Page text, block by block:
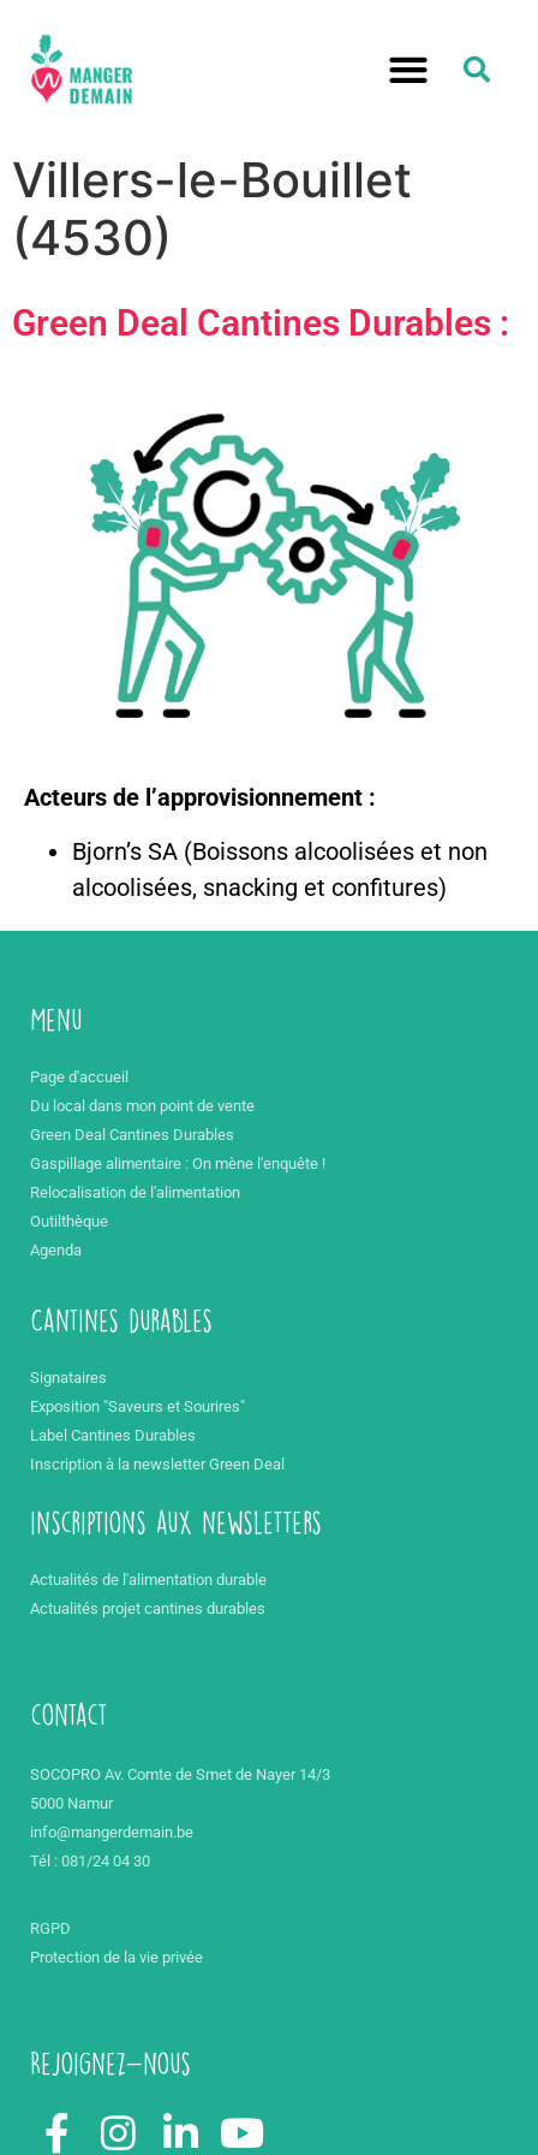
Villers-le-Bouillet
(4530)
Green Deal Cantines Durables :
Acteurs de l’approvisionnement :
Bjorn’s SA (Boissons alcoolisées et non
alcoolisées, snacking et confitures)
Menu
Page d'accueil
Du local dans mon point de vente
Green Deal Cantines Durables
Gaspillage alimentaire : On mène l'enquête !
Relocalisation de l'alimentation
Outilthèque
Agenda
Cantines durables
Signataires
Exposition "Saveurs et Sourires"
Label Cantines Durables
Inscription à la newsletter Green Deal
inscriptions aux newsletters
Actualités de l'alimentation durable
Actualités projet cantines durables
contact
SOCOPRO Av. Comte de Smet de Nayer 14/3
5000 Namur
info@mangerdemain.be
Tél : 081/24 04 30
RGPD
Protection de la vie privée
Rejoignez-nous